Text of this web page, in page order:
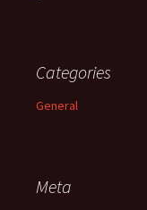
Categories
General
Meta